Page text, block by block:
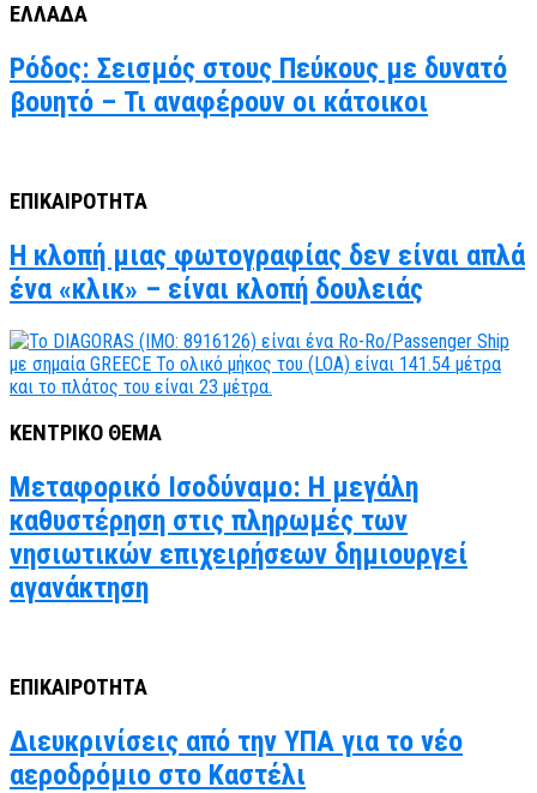
ΕΛΛΑΔΑ
Ρόδος: Σεισμός στους Πεύκους με δυνατό
βουητό – Τι αναφέρουν οι κάτοικοι
ΕΠΙΚΑΙΡΟΤΗΤΑ
Η κλοπή μιας φωτογραφίας δεν είναι απλά
ένα «κλικ» – είναι κλοπή δουλειάς
ΚΕΝΤΡΙΚΟ ΘΕΜΑ
Μεταφορικό Ισοδύναμο: Η μεγάλη
καθυστέρηση στις πληρωμές των
νησιωτικών επιχειρήσεων δημιουργεί
αγανάκτηση
ΕΠΙΚΑΙΡΟΤΗΤΑ
Διευκρινίσεις από την ΥΠΑ για το νέο
αεροδρόμιο στο Καστέλι